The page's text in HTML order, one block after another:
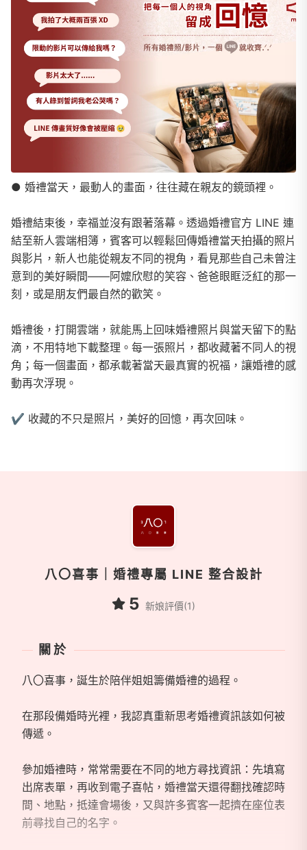
● 婚禮當天，最動人的畫面，往往藏在親友的鏡頭裡。
婚禮結束後，幸福並沒有跟著落幕。透過婚禮官方 LINE 連
結至新人雲端相簿，賓客可以輕鬆回傳婚禮當天拍攝的照片
與影片，新人也能從親友不同的視角，看見那些自己未曾注
意到的美好瞬間——阿嬤欣慰的笑容、爸爸眼眶泛紅的那一
刻，或是朋友們最自然的歡笑。
婚禮後，打開雲端，就能馬上回味婚禮照片與當天留下的點
滴，不用特地下載整理。每一張照片，都收藏著不同人的視
角；每一個畫面，都承載著當天最真實的祝福，讓婚禮的感
動再次浮現。
✔︎ 收藏的不只是照片，美好的回憶，再次回味。
八〇喜事｜婚禮專屬 LINE 整合設計
5 新娘評價(1)
關於
八〇喜事，誕生於陪伴姐姐籌備婚禮的過程。
在那段備婚時光裡，我認真重新思考婚禮資訊該如何被
傳遞。
參加婚禮時，常常需要在不同的地方尋找資訊：先填寫
出席表單，再收到電子喜帖，婚禮當天還得翻找確認時
間、地點，抵達會場後，又與許多賓客一起擠在座位表
前尋找自己的名字。